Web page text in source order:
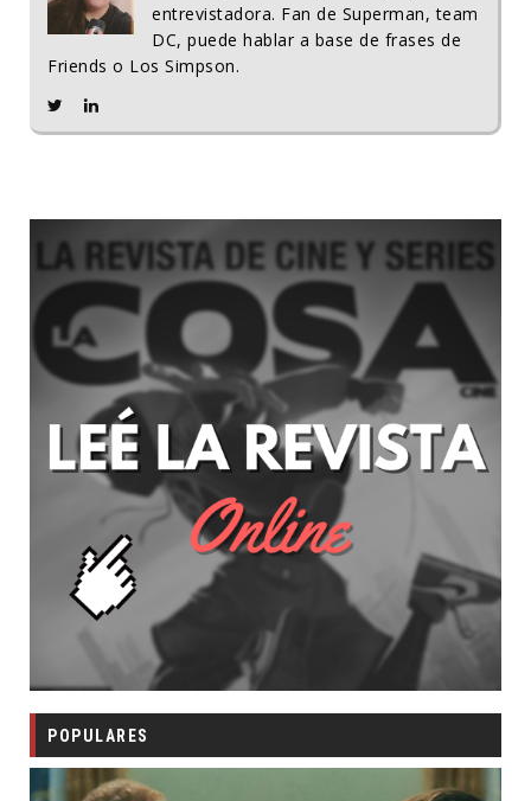
entrevistadora. Fan de Superman, team
DC, puede hablar a base de frases de
Friends o Los Simpson.
POPULARES